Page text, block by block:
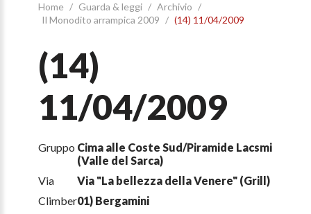
Home / Guarda & leggi / Archivio /
Il Monodito arrampica 2009 / (14) 11/04/2009
(14)
11/04/2009
Gruppo Cima alle Coste Sud/Piramide Lacsmi
(Valle del Sarca)
Via
Via "La bellezza della Venere" (Grill)
Climber01) Bergamini